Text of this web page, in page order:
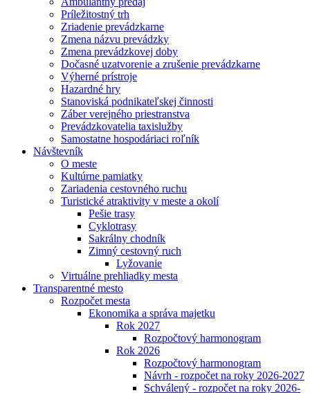
Príležitostný trh
Zriadenie prevádzkarne
Zmena názvu prevádzky
Zmena prevádzkovej doby
Dočasné uzatvorenie a zrušenie prevádzkarne
Výherné prístroje
Hazardné hry
Stanoviská podnikateľskej činnosti
Záber verejného priestranstva
Prevádzkovatelia taxislužby
Samostatne hospodáriaci roľník
Návštevník
O meste
Kultúrne pamiatky
Zariadenia cestovného ruchu
Turistické atraktivity v meste a okolí
Pešie trasy
Cyklotrasy
Sakrálny chodník
Zimný cestovný ruch
Lyžovanie
Virtuálne prehliadky mesta
Transparentné mesto
Rozpočet mesta
Ekonomika a správa majetku
Rok 2027
Rozpočtový harmonogram
Rok 2026
Rozpočtový harmonogram
Návrh - rozpočet na roky 2026-2027
Schválený - rozpočet na roky 2026-